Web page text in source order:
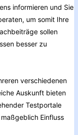
informieren und Sie
um somit Ihre
sollen
besser zu
verschiedenen
Auskunft bieten
Testportale
Einfluss